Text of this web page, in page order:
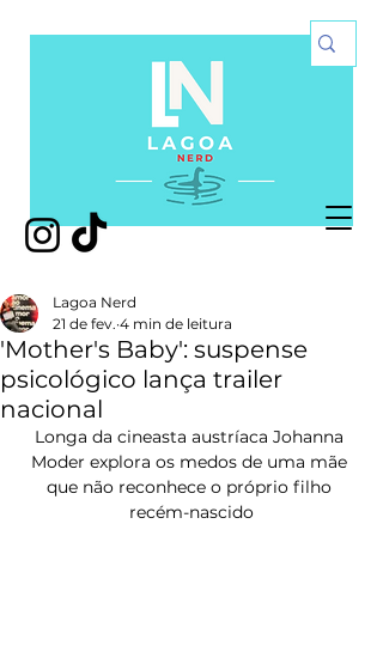
'Mother's Baby': suspense
psicológico lança trailer
nacional
Lagoa Nerd
21 de fev. 4 min de leitura
Longa da cineasta austríaca Johanna
Moder explora os medos de uma mãe
que não reconhece o próprio filho
recém-nascido​